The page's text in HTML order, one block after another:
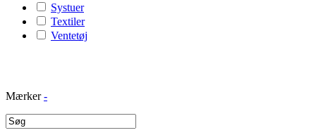
Systuer
Textiler
Ventetøj
Mærker -